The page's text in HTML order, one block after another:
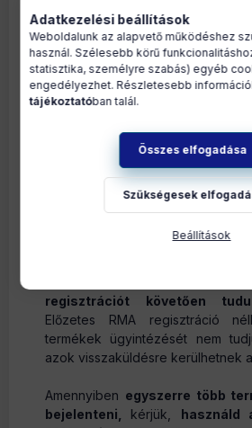
Amennyiben az általad vásárolt
termék meghibásodott, kérjük,
űrlapot.
Az űrlap beküldését
az RMA azonosítót és a
visszajuttatási módjairól a
elektromos hibakerül
okozott egy eszköz), akkor
bekötéséről fotó(ka)t is küldeni
Kérjük, a terméket ne küldd
regisztrációt követően
Előzetes RMA regisztráció
termékek ügyintézését nem
azok visszaküldésre kerülhetnek
Amennyiben egyszerre több
bejelenteni, kérjük, használd
Adatkezelési beállítások
Weboldalunk az alapvető működéshez
használ. Szélesebb körű
statisztika, személyre szabás) egyéb
engedélyezhet. Részletesebb
tájékoztatóban talál.
Összes elfogadása
Szükségesek
Beállítások